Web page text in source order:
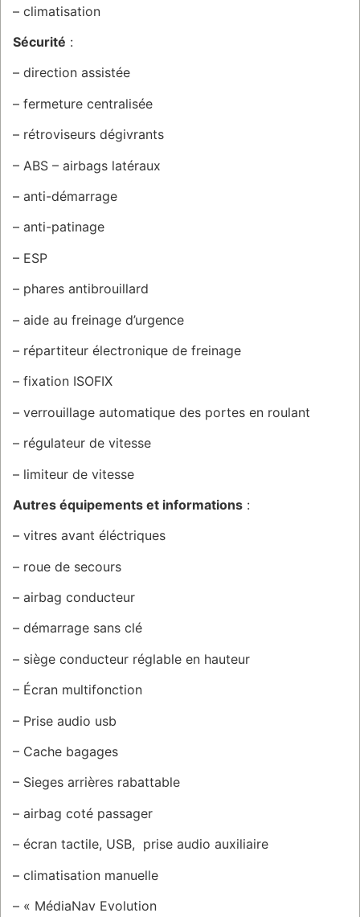
– climatisation
Sécurité :
– direction assistée
– fermeture centralisée
– rétroviseurs dégivrants
– ABS – airbags latéraux
– anti-démarrage
– anti-patinage
– ESP
– phares antibrouillard
– aide au freinage d’urgence
– répartiteur électronique de freinage
– fixation ISOFIX
– verrouillage automatique des portes en roulant
– régulateur de vitesse
– limiteur de vitesse
Autres équipements et informations :
– vitres avant éléctriques
– roue de secours
– airbag conducteur
– démarrage sans clé
– siège conducteur réglable en hauteur
– Écran multifonction
– Prise audio usb
– Cache bagages
– Sieges arrières rabattable
– airbag coté passager
– écran tactile, USB, prise audio auxiliaire
– climatisation manuelle
– « MédiaNav Evolution